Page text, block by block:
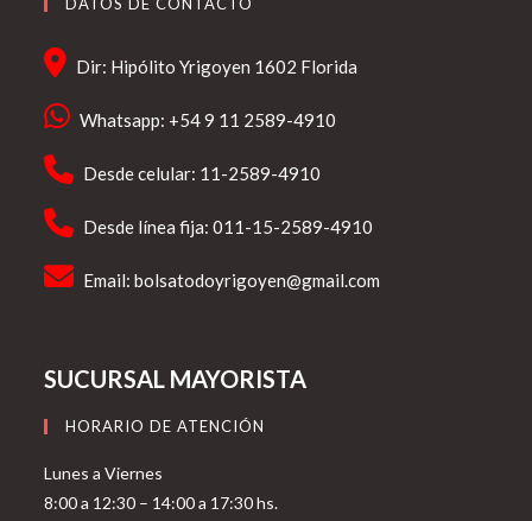
Dir: Hipólito Yrigoyen 1602 Florida
Whatsapp: +54 9 11 2589-4910
Desde celular: 11-2589-4910
Desde línea fija: 011-15-2589-4910
Email:bolsatodoyrigoyen@gmail.com
SUCURSAL MAYORISTA
HORARIO DE ATENCIÓN
Lunes a Viernes
8:00 a 12:30 – 14:00 a 17:30 hs.